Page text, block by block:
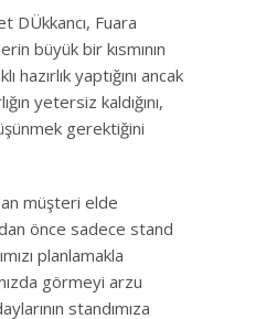
DÜkkancı, Fuara
büyük bir kısmının
yaptığını ancak
yetersiz kaldığını,
gerektiğini
müşteri elde
önce sadece stand
planlamakla
görmeyi arzu
standımıza